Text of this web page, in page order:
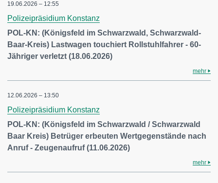
19.06.2026 – 12:55
Polizeipräsidium Konstanz
POL-KN: (Königsfeld im Schwarzwald, Schwarzwald-
Baar-Kreis) Lastwagen touchiert Rollstuhlfahrer - 60-
Jähriger verletzt (18.06.2026)
mehr
12.06.2026 – 13:50
Polizeipräsidium Konstanz
POL-KN: (Königsfeld im Schwarzwald / Schwarzwald
Baar Kreis) Betrüger erbeuten Wertgegenstände nach
Anruf - Zeugenaufruf (11.06.2026)
mehr